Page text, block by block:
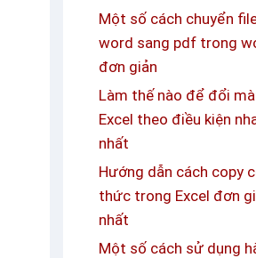
Một số cách chuyển
word sang pdf trong
đơn giản
Làm thế nào để đổi
Excel theo điều kiện
nhất
Hướng dẫn cách copy
thức trong Excel đơn
nhất
Một số cách sử dụng